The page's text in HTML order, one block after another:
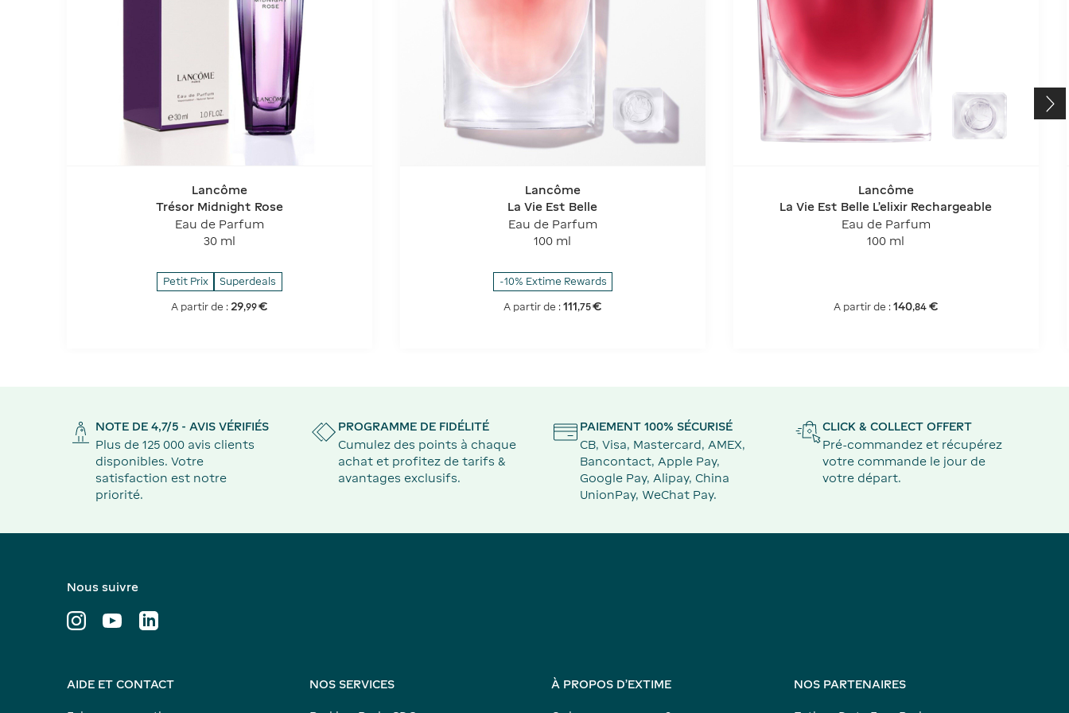
Lancôme
Trésor Midnight Rose
Eau de Parfum
30 ml
Petit Prix Superdeals
A partir de : 29,99€
Lancôme
La Vie Est Belle
Eau de Parfum
100 ml
-10% Extime Rewards
A partir de : 111,75€
Lancôme
La Vie Est Belle L'elixir Rechargeable
Eau de Parfum
100 ml
A partir de :140,84 €
NOTE DE 4,7/5 - AVIS VÉRIFIÉS
Plus de 125 000 avis clients
disponibles. Votre
satisfaction est notre
priorité.
PROGRAMME DE FIDÉLITÉ
Cumulez des points à chaque
achat et profitez de tarifs &
avantages exclusifs.
PAIEMENT 100% SÉCURISÉ
CB, Visa, Mastercard, AMEX,
Bancontact, Apple Pay,
Google Pay, Alipay, China
UnionPay, WeChat Pay.
CLICK & COLLECT OFFERT
Pré-commandez et récupérez
votre commande le jour de
votre départ.
Nous suivre
AIDE ET CONTACT NOS SERVICES À PROPOS D'EXTIME NOS PARTENAIRES